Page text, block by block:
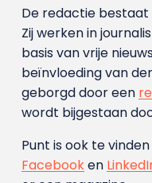
De redactie bestaat
Zij werken in
basis van vrije
beïnvloeding van
geborgd door een
wordt bijgestaan
Punt is ook te
Facebooken